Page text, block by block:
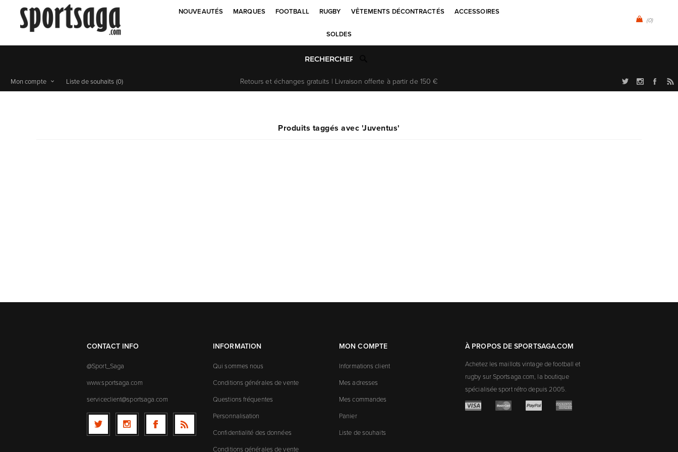
(0)
NOUVEAUTÉS MARQUES FOOTBALL RUGBY VÊTEMENTS DÉCONTRACTÉS ACCESSOIRES
SOLDES
Retours et échanges gratuits | Livraison offerte à partir de 150 €
Mon compte Liste de souhaits (0)
Produits taggés avec 'Juventus'
CONTACT INFO
@Sport_Saga
www.sportsaga.com
serviceclient@sportsaga.com
INFORMATION
Qui sommes nous
Conditions générales de vente
Questions fréquentes
Personnalisation
Confidentialité des données
Conditions générales de vente
MON COMPTE
Informations client
Mes adresses
Mes commandes
Panier
Liste de souhaits
À PROPOS DE SPORTSAGA.COM
Achetez les maillots vintage de football et
rugby sur Sportsaga.com, la boutique
spécialisée sport rétro depuis 2005.